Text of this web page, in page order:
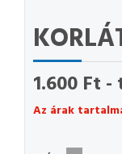
1.600 Ft -
Az árak